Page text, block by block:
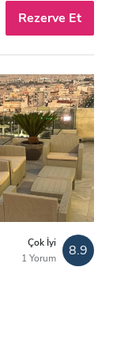
Rezerve Et
Çok İyi
1 Yorum
8.9